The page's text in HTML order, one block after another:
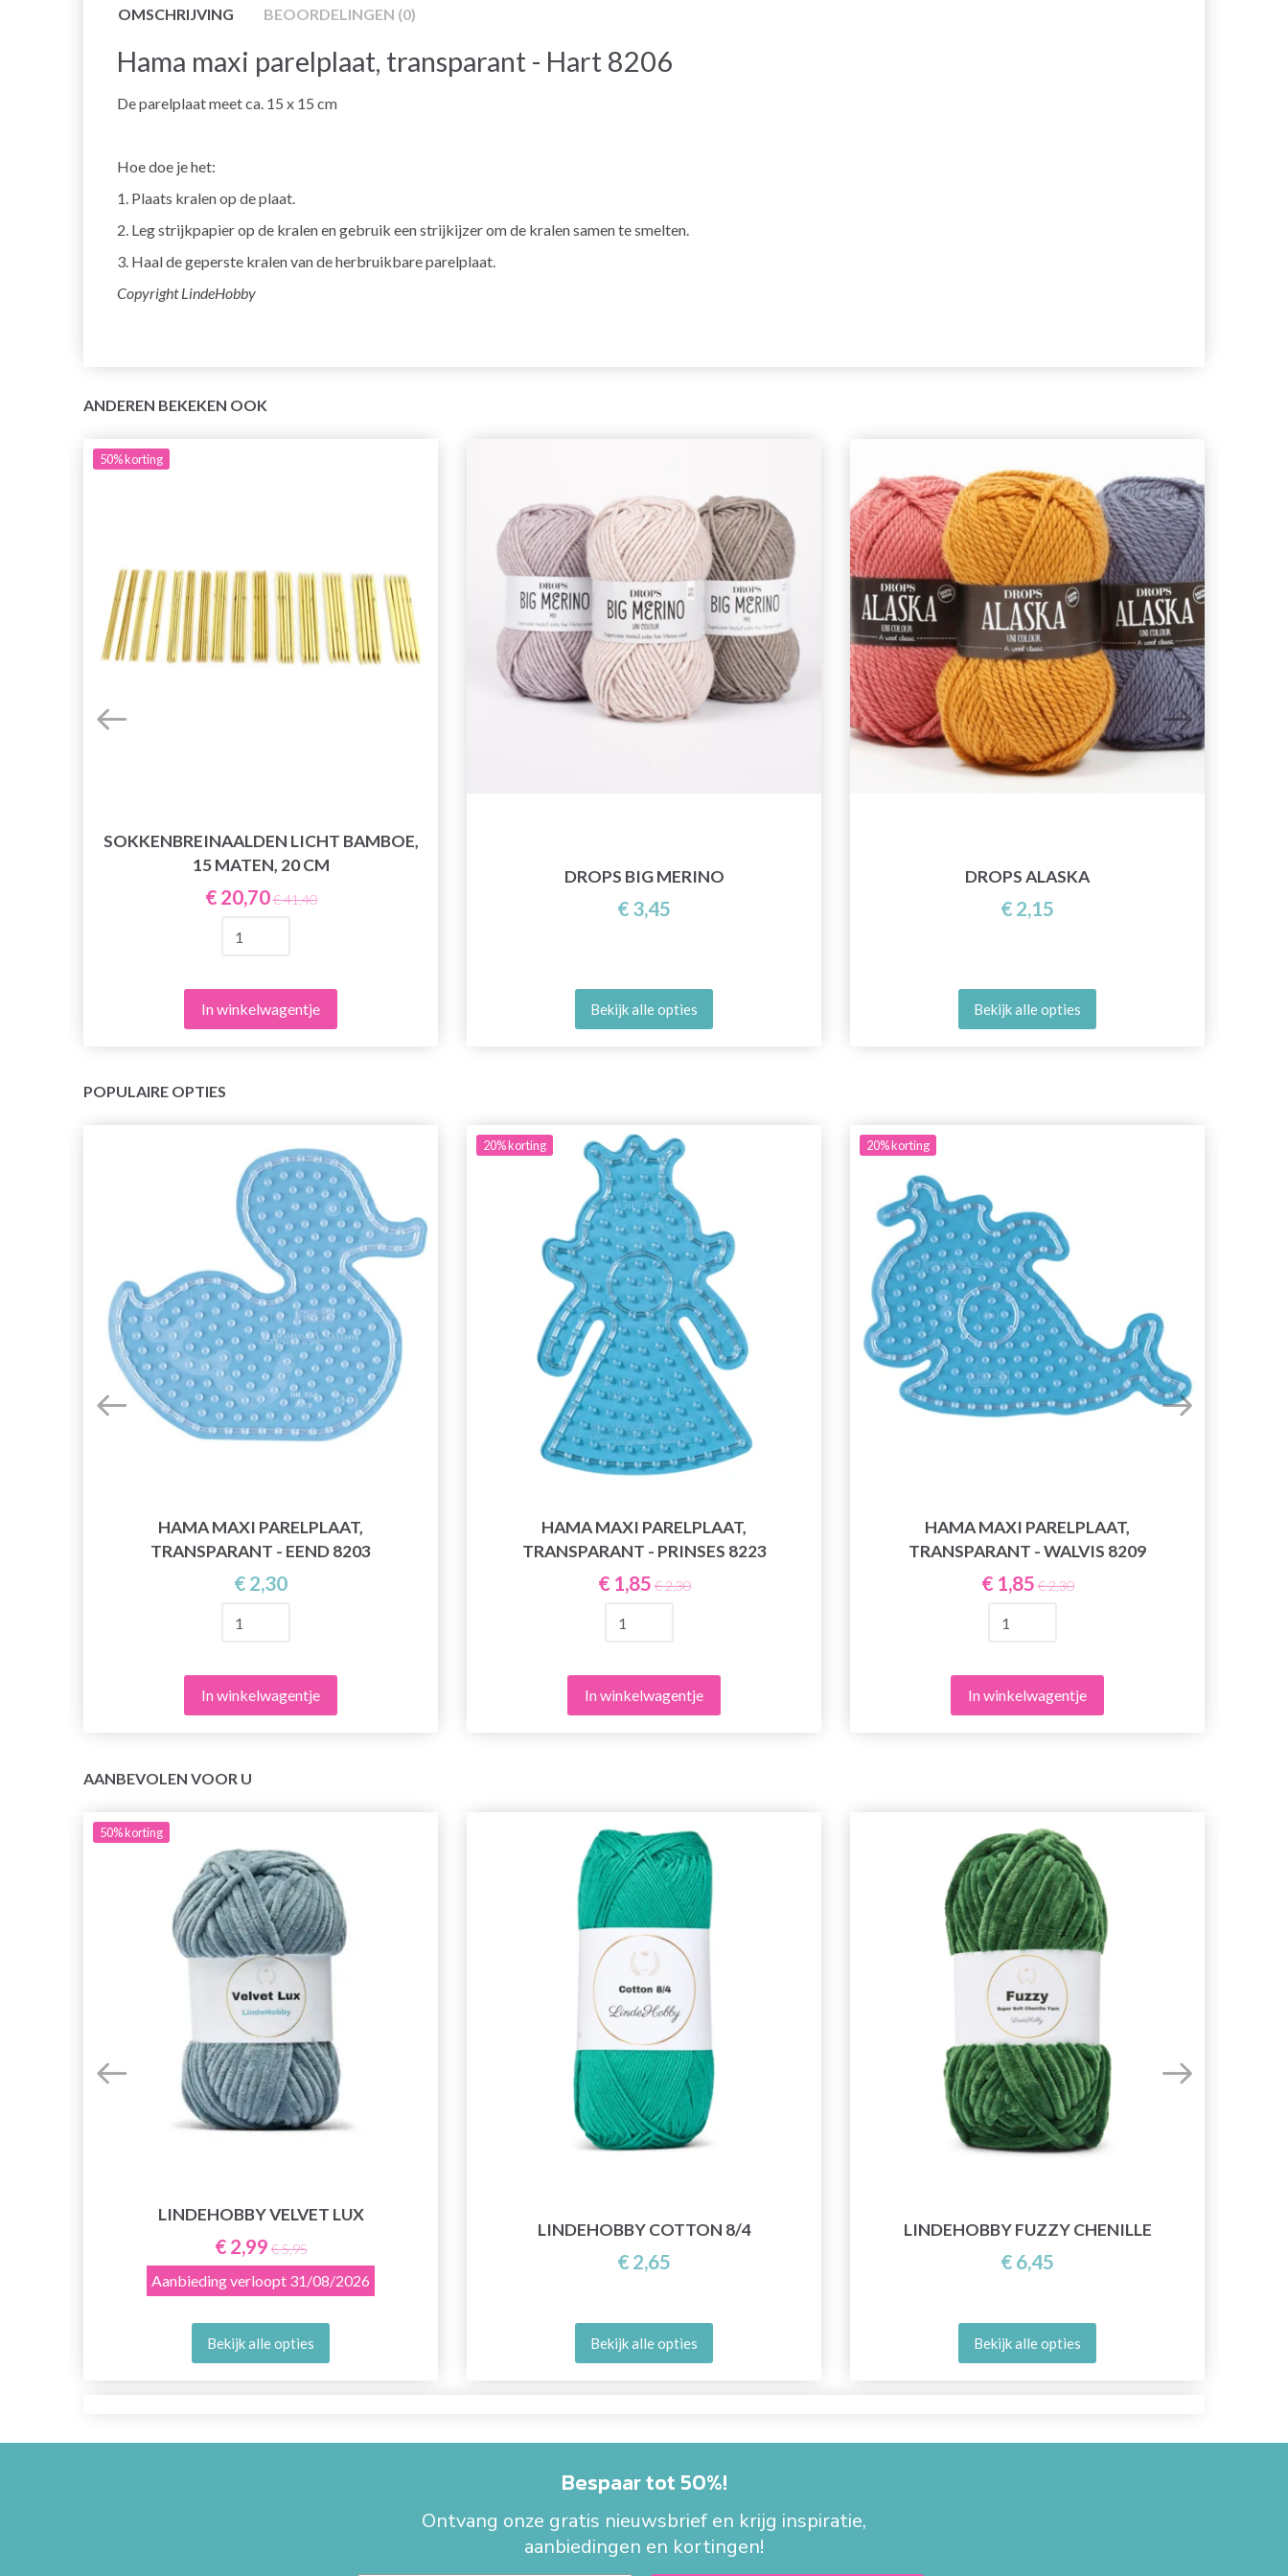
OMSCHRIJVING BEOORDELINGEN (0)
Hama maxi parelplaat, transparant - Hart 8206
De parelplaat meet ca. 15 x 15 cm
Hoe doe je het:
1. Plaats kralen op de plaat.
2. Leg strijkpapier op de kralen en gebruik een strijkijzer om de kralen samen te smelten.
3. Haal de geperste kralen van de herbruikbare parelplaat.
Copyright LindeHobby
ANDEREN BEKEKEN OOK
50%korting
SOKKENBREINAALDEN LICHT BAMBOE,
15 MATEN, 20 CM
€ 20,70€ 41,40
In winkelwagentje
DROPS BIG MERINO
€ 3,45
Bekijk alle opties
DROPS ALASKA
€ 2,15
Bekijk alle opties
POPULAIRE OPTIES
HAMA MAXI PARELPLAAT,
TRANSPARANT - EEND 8203
€ 2,30
In winkelwagentje
20%korting
HAMA MAXI PARELPLAAT,
TRANSPARANT - PRINSES 8223
€ 1,85 € 2,30
In winkelwagentje
20%korting
HAMA MAXI PARELPLAAT,
TRANSPARANT - WALVIS 8209
€ 1,85 € 2,30
In winkelwagentje
AANBEVOLEN VOOR U
50%korting
LINDEHOBBY VELVET LUX
€ 2,99 € 5,95
Aanbieding verloopt 31/08/2026
Bekijk alle opties
LINDEHOBBY COTTON 8/4
€ 2,65
Bekijk alle opties
LINDEHOBBY FUZZY CHENILLE
€ 6,45
Bekijk alle opties
Bespaar tot 50%!
Ontvang onze gratis nieuwsbrief en krijg inspiratie,
aanbiedingen en kortingen!